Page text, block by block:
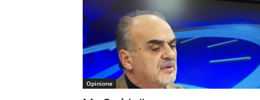
Opinione